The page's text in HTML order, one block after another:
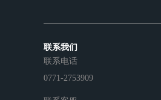
联系我们
联系电话
0771-2753909